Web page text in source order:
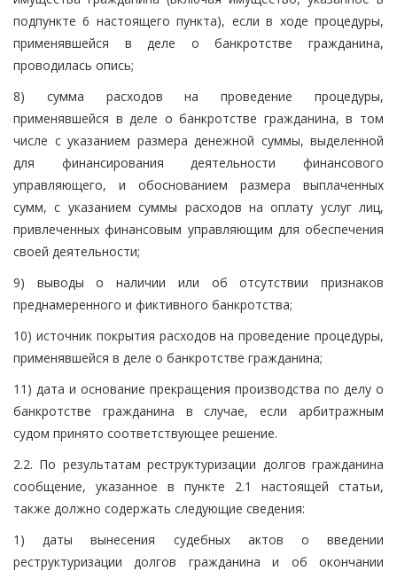
подпункте 6 настоящего пункта), если в ходе процедуры,
применявшейся в деле о банкротстве гражданина,
проводилась опись;
8) сумма расходов на проведение процедуры,
применявшейся в деле о банкротстве гражданина, в том
числе с указанием размера денежной суммы, выделенной
для финансирования деятельности финансового
управляющего, и обоснованием размера выплаченных
сумм, с указанием суммы расходов на оплату услуг лиц,
привлеченных финансовым управляющим для обеспечения
своей деятельности;
9) выводы о наличии или об отсутствии признаков
преднамеренного и фиктивного банкротства;
10) источник покрытия расходов на проведение процедуры,
применявшейся в деле о банкротстве гражданина;
11) дата и основание прекращения производства по делу о
банкротстве гражданина в случае, если арбитражным
судом принято соответствующее решение.
2.2. По результатам реструктуризации долгов гражданина
сообщение, указанное в пункте 2.1 настоящей статьи,
также должно содержать следующие сведения:
1) даты вынесения судебных актов о введении
реструктуризации долгов гражданина и об окончании